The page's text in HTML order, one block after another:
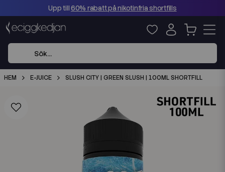
Upp till60% rabatt på nikotinfria shortfills
HEM E-JUICE SLUSH CITY | GREEN SLUSH | 100ML SHORTFILL